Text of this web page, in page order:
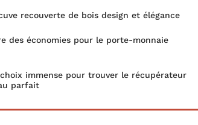
recouverte de bois design et élégance
des économies pour le porte-monnaie
immense pour trouver le récupérateur
parfait